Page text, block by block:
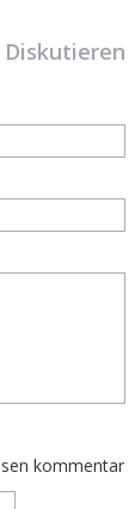
Diskutieren
kommentar